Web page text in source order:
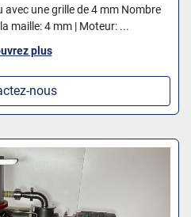
une grille de 4 mm Nombre
maille: 4 mm | Moteur: ...
plus
nous